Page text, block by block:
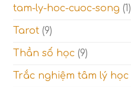
tam-ly-hoc-cuoc-song (1)
Tarot (9)
Thần số học (9)
Trắc nghiệm tâm lý học